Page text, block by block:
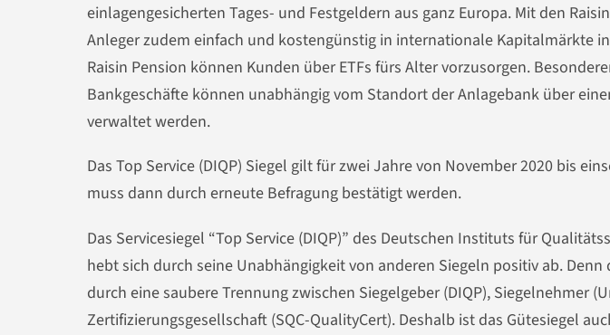
einlagengesicherten Tages- und Festgeldern aus ganz Europa. Mit den
Anleger zudem einfach und kostengünstig in internationale Kapitalmärkte
Raisin Pension können Kunden über ETFs fürs Alter vorzusorgen.
Bankgeschäfte können unabhängig vom Standort der Anlagebank über
verwaltet werden.
Das Top Service (DIQP) Siegel gilt für zwei Jahre von November 2020 bis
muss dann durch erneute Befragung bestätigt werden.
Das Servicesiegel “Top Service (DIQP)” des Deutschen Instituts für
hebt sich durch seine Unabhängigkeit von anderen Siegeln positiv ab. Denn
durch eine saubere Trennung zwischen Siegelgeber (DIQP), Siegelnehmer
Zertifizierungsgesellschaft (SQC-QualityCert). Deshalb ist das Gütesiegel